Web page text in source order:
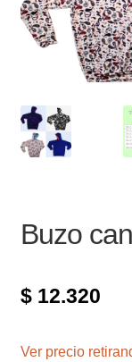
Sugerencias y
Cómo Comprar?
Buzo
$12.320
Ver precio